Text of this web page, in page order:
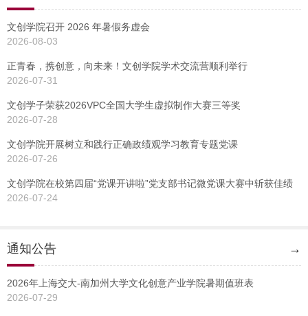
文创学院召开 2026 年暑假务虚会
2026-08-03
正青春，携创意，向未来！文创学院学术交流营顺利举行
2026-07-31
文创学子荣获2026VPC全国大学生虚拟制作大赛三等奖
2026-07-28
文创学院开展树立和践行正确政绩观学习教育专题党课
2026-07-26
文创学院在校第四届“党课开讲啦”党支部书记微党课大赛中斩获佳绩
2026-07-24
通知公告 →
2026年上海交大-南加州大学文化创意产业学院暑期值班表
2026-07-29